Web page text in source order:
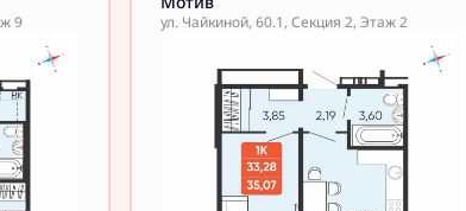
9 ул. Чайкиной, 60.1, Секция 2, Этаж 2